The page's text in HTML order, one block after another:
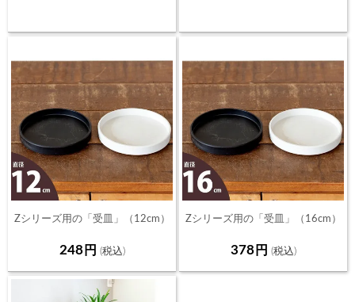
Zシリーズ用の「受皿」（12cm）
248
Zシリーズ用の「受皿」（16cm）
378